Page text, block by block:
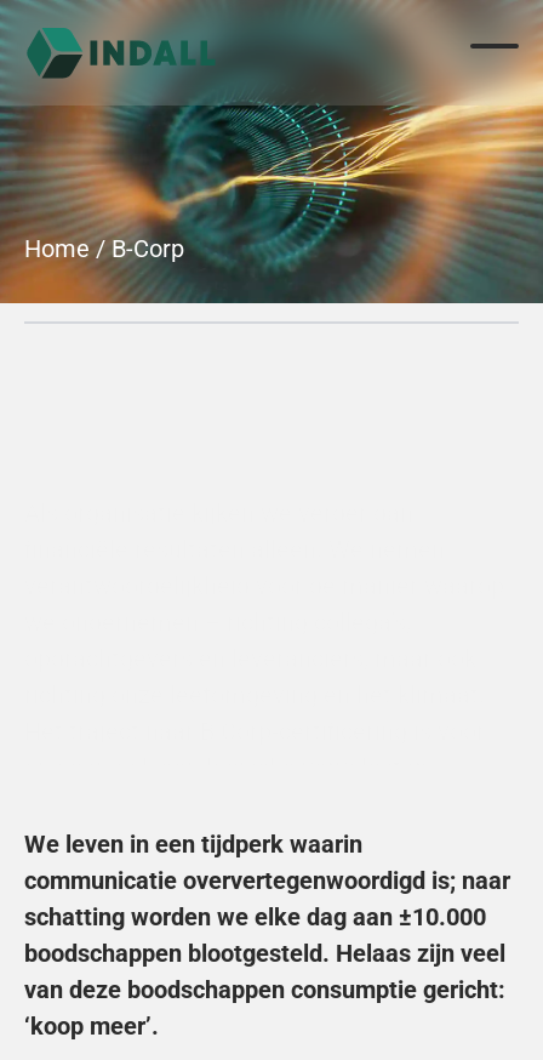
Home / B-Corp
We leven in een tijdperk waarin
communicatie oververtegenwoordigd is; naar
schatting worden we elke dag aan ±10.000
boodschappen blootgesteld. Helaas zijn veel
van deze boodschappen consumptie gericht:
‘koop meer’.